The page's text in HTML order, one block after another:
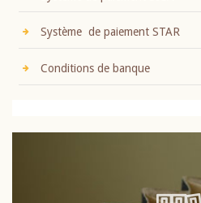
Système de paiement STAR
Conditions de banque